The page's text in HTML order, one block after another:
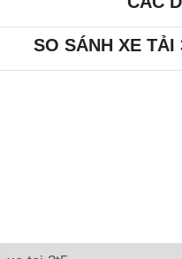
SO SÁNH XE